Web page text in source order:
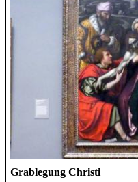
Grablegung Christi